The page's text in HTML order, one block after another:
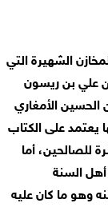
الشهيرة التي
بن علي بن ريسون
بن الحسين الأمغاري
على الكتاب
للصالحين، أما
السنة
وهو ما كان عليه